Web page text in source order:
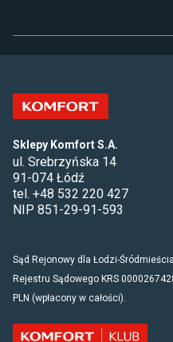
Sklepy Komfort S.A.
ul. Srebrzyńska 14
91-074 Łódź
tel. +48 532 220 427
NIP 851-29-91-593
Sąd Rejonowy dla Łodzi-
Rejestru Sądowego KRS
PLN (wpłacony w całości).